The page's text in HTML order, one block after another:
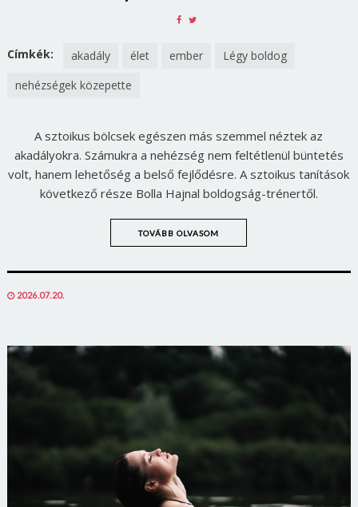
SHARE
FACEBOOK
TWITTER
Címkék: akadály élet ember
Légy boldog
nehézségek közepette
A sztoikus bölcsek egészen más szemmel néztek az
akadályokra. Számukra a nehézség nem feltétlenül büntetés
volt, hanem lehetőség a belső fejlődésre. A sztoikus tanítások
következő része Bolla Hajnal boldogság-trénertől.
TOVÁBB OLVASOM
POSTED
2026.07.20.